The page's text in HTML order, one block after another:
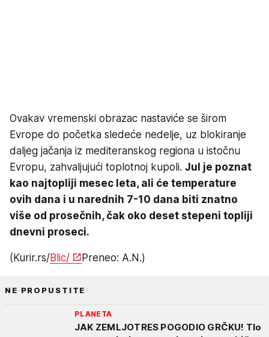
Ovakav vremenski obrazac nastaviće se širom
Evrope do početka sledeće nedelje, uz blokiranje
daljeg jačanja iz mediteranskog regiona u istočnu
Evropu, zahvaljujući toplotnoj kupoli. Jul je poznat
kao najtopliji mesec leta, ali će temperature
ovih dana i u narednih 7-10 dana biti znatno
više od prosečnih, čak oko deset stepeni topliji
dnevni proseci.
(Kurir.rs/Blic/ Preneo: A.N.)
NE PROPUSTITE
PLANETA
JAK ZEMLJOTRES POGODIO GRČKU! Tlo